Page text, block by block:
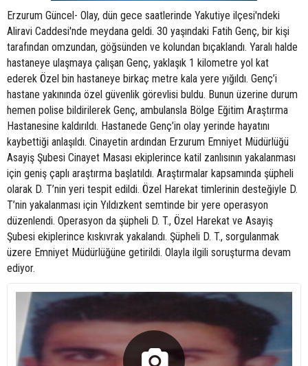
Erzurum Güncel- Olay, dün gece saatlerinde Yakutiye ilçesi'ndeki
Aliravi Caddesi'nde meydana geldi. 30 yaşındaki Fatih Genç, bir kişi
tarafından omzundan, göğsünden ve kolundan bıçaklandı. Yaralı halde
hastaneye ulaşmaya çalışan Genç, yaklaşık 1 kilometre yol kat
ederek Özel bin hastaneye birkaç metre kala yere yığıldı. Genç’i
hastane yakınında özel güvenlik görevlisi buldu. Bunun üzerine durum
hemen polise bildirilerek Genç, ambulansla Bölge Eğitim Araştırma
Hastanesine kaldırıldı. Hastanede Genç’in olay yerinde hayatını
kaybettiği anlaşıldı. Cinayetin ardından Erzurum Emniyet Müdürlüğü
Asayiş Şubesi Cinayet Masası ekiplerince katil zanlısının yakalanması
için geniş çaplı araştırma başlatıldı. Araştırmalar kapsamında şüpheli
olarak D. T’nin yeri tespit edildi. Özel Harekat timlerinin desteğiyle D.
T’nin yakalanması için Yıldızkent semtinde bir yere operasyon
düzenlendi. Operasyon da şüpheli D. T., Özel Harekat ve Asayiş
Şubesi ekiplerince kıskıvrak yakalandı. Şüpheli D. T., sorgulanmak
üzere Emniyet Müdürlüğüne getirildi. Olayla ilgili soruşturma devam
ediyor.